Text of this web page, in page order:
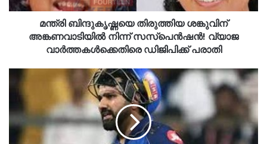
മന്ത്രി ബിന്ദുകൃഷ്ണയെ തിരുത്തിയ ശങ്കുവിന്
അങ്കണവാടിയിൽ നിന്ന് സസ്പെൻഷൻ! വ്യാജ
വാർത്തകൾക്കെതിരെ ഡിജിപിക്ക് പരാതി